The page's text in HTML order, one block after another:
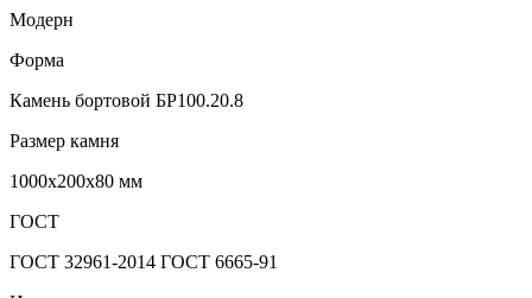
Модерн
Форма
Камень бортовой БР100.20.8
Размер камня
1000х200х80 мм
ГОСТ
ГОСТ 32961-2014 ГОСТ 6665-91